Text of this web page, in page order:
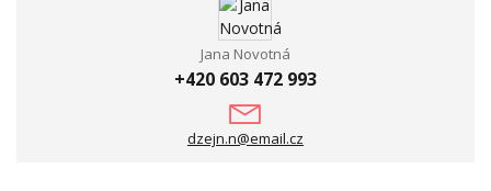
Jana Novotná
+420 603 472 993
dzejn.n@email.cz